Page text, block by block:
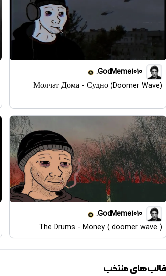
GodMeme1010.
Молчат Дома - Судно (Doomer Wave)
GodMeme1010.
The Drums - Money ( doomer wave )
قالب‌های منتخب